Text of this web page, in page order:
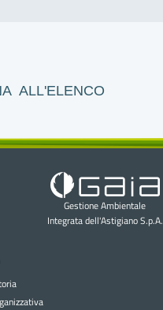
ALL'ELENCO
Gestione Ambientale
Integrata dell'Astigiano S.p.A.